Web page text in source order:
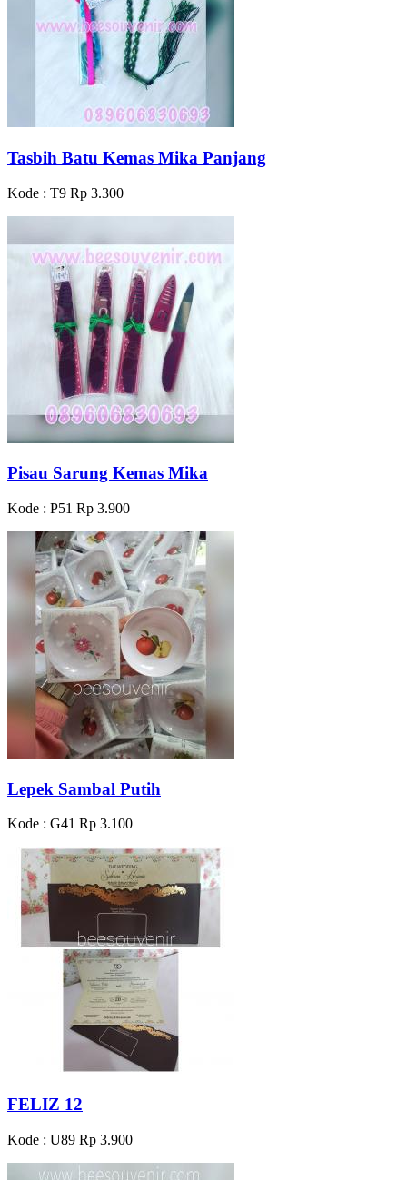
Tasbih Batu Kemas Mika Panjang
Kode : T9 Rp 3.300
Pisau Sarung Kemas Mika
Kode : P51 Rp 3.900
Lepek Sambal Putih
Kode : G41 Rp 3.100
FELIZ 12
Kode : U89 Rp 3.900